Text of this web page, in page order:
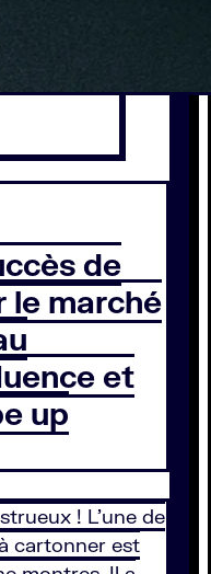
de
le marché
et
up
! L’une de
cartonner est